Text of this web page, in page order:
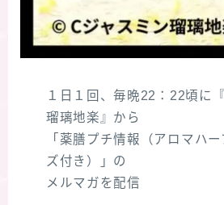
１日１回、毎晩22：22頃に
瑠璃地楽』から
「薬膳プチ情報（アロマハ
ズ付き）」の
メルマガを配信